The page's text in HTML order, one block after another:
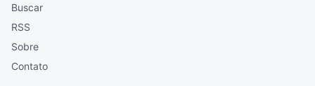
Buscar
RSS
Sobre
Contato